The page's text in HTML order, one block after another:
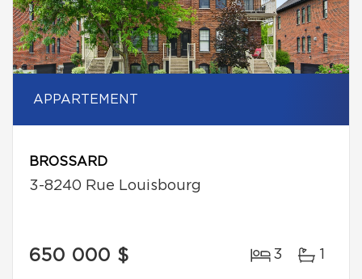
APPARTEMENT
BROSSARD
3-8240 Rue Louisbourg
650 000 $ 3 1